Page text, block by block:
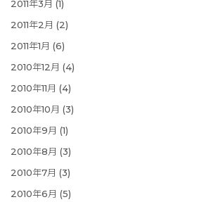
2011年3月 (1)
2011年2月 (2)
2011年1月 (6)
2010年12月 (4)
2010年11月 (4)
2010年10月 (3)
2010年9月 (1)
2010年8月 (3)
2010年7月 (3)
2010年6月 (5)